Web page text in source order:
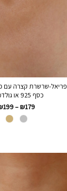
פריאל-שרשרת קצרה עם
כסף 925 או גולדפילד
₪179
–
199